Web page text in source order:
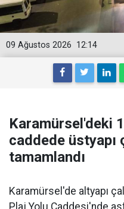
12:14
09 Ağustos 2026
Karamürsel'deki
caddede üstyapı
tamamlandı
Karamürsel'de altyapı
Plaj Yolu Caddesi'nde